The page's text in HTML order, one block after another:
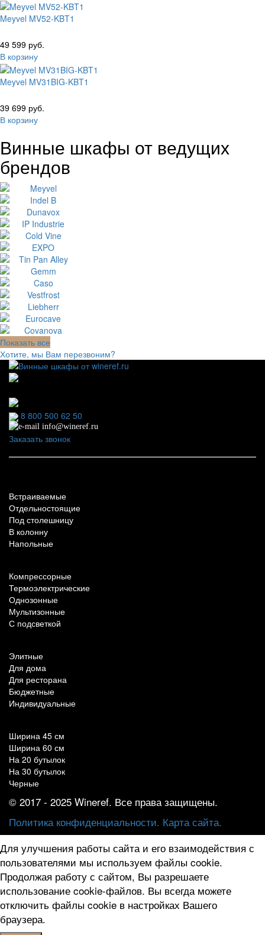
Meyvel MV52-KBT1
49 599 руб.
В корзину
Meyvel MV31BIG-KBT1
39 699 руб.
В корзину
Винные шкафы от ведущих
брендов
Показать все
Хотите, мы Вам перезвоним?
8 800 500 62 50
info@wineref.ru
Заказать звонок
Встраиваемые
Отдельностоящие
Под столешницу
В колонну
Напольные
Компрессорные
Термоэлектрические
Однозонные
Мультизонные
С подсветкой
Элитные
Для дома
Для ресторана
Бюджетные
Индивидуальные
Ширина 45 см
Ширина 60 см
На 20 бутылок
На 30 бутылок
Черные
© 2017 - 2025 Wineref. Все права защищены.
Политика конфиденциальности. Карта сайта.
Для улучшения работы сайта и его взаимодействия с
пользователями мы используем файлы cookie.
Продолжая работу с сайтом, Вы разрешаете
использование cookie-файлов. Вы всегда можете
отключить файлы cookie в настройках Вашего
браузера.